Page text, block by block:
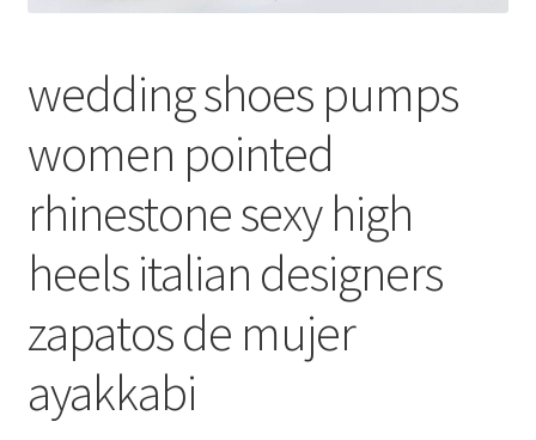
wedding shoes pumps
women pointed
rhinestone sexy high
heels italian designers
zapatos de mujer
ayakkabi